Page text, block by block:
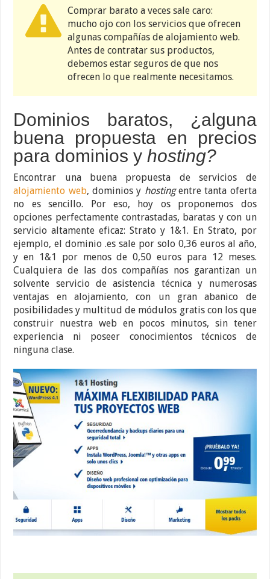
Comprar barato a veces sale caro:
mucho ojo con los servicios que ofrecen
algunas compañías de alojamiento web.
Antes de contratar sus productos,
debemos estar seguros de que nos
ofrecen lo que realmente necesitamos.
Dominios baratos, ¿alguna
buena propuesta en precios
para dominios yhosting?
Encontrar una buena propuesta de servicios de
alojamiento web, dominios y hostingentre tanta oferta
no es sencillo. Por eso, hoy os proponemos dos
opciones perfectamente contrastadas, baratas y con un
servicio altamente eficaz: Strato y 1&1. En Strato, por
ejemplo, el dominio .es sale por solo 0,36 euros al año,
y en 1&1 por menos de 0,50 euros para 12 meses.
Cualquiera de las dos compañías nos garantizan un
solvente servicio de asistencia técnica y numerosas
ventajas en alojamiento, con un gran abanico de
posibilidades y multitud de módulos gratis con los que
construir nuestra web en pocos minutos, sin tener
experiencia ni poseer conocimientos técnicos de
ninguna clase.